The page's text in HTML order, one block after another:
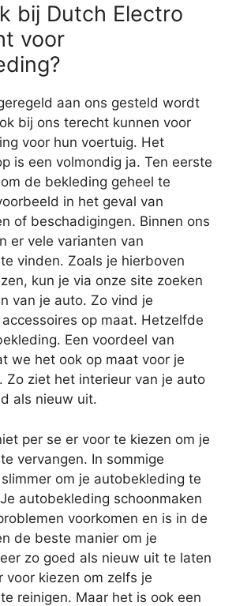
bij Dutch Electro
voor
aan ons gesteld wordt
bij ons terecht kunnen voor
voor hun voertuig. Het
is een volmondig ja. Ten eerste
de bekleding geheel te
in het geval van
of beschadigingen. Binnen ons
er vele varianten van
vinden. Zoals je hierboven
kun je via onze site zoeken
van je auto. Zo vind je
op maat. Hetzelfde
Een voordeel van
we het ook op maat voor je
Zo ziet het interieur van je auto
als nieuw uit.
per se er voor te kiezen om je
vervangen. In sommige
om je autobekleding te
autobekleding schoonmaken
voorkomen en is in de
de beste manier om je
zo goed als nieuw uit te laten
voor kiezen om zelfs je
reinigen. Maar het is ook een